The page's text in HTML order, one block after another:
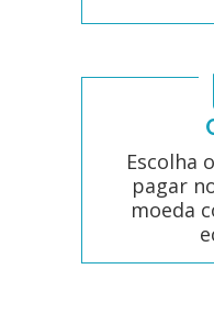
Escolha
pagar
moeda